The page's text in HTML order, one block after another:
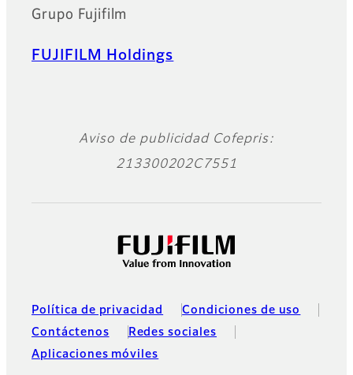
Grupo Fujifilm
FUJIFILM Holdings
Aviso de publicidad Cofepris:
213300202C7551
Política de privacidad
Condiciones de uso
Contáctenos
Redes sociales
Aplicaciones móviles